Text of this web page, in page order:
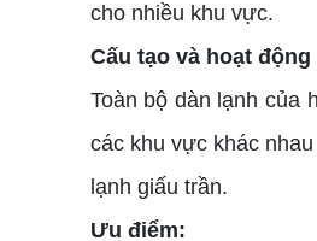
cho nhiều khu vực.
Cấu tạo và hoạt động
Toàn bộ dàn lạnh của
các khu vực khác
lạnh giấu trần.
Ưu điểm: